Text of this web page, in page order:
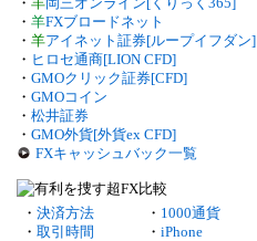
・ 羊FXブロードネット
・ 羊アイネット証券[ループイフダン]
・ ヒロセ通商[LION CFD]
・ GMOクリック証券[CFD]
・ GMOコイン
・ 松井証券
・ GMO外貨[外貨ex CFD]
FXキャッシュバック一覧
・ 決済方法 ・ 1000通貨
・ 取引時間 ・ iPhone